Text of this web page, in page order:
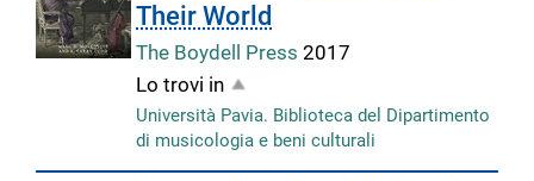
Their World
The Boydell Press2017
Lo trovi in
Università Pavia. Biblioteca del Dipartimento
di musicologia e beni culturali